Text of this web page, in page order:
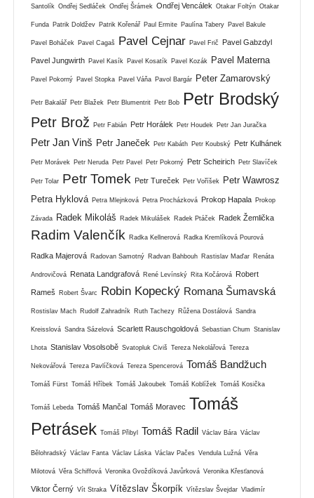
Santolík Ondřej Sedláček Ondřej Šrámek Ondřej Vencálek Otakar Foltýn Otakar
Funda Patrik Doldžev Patrik Kořenář Paul Ermite Paulína Tabery Pavel Bakule
Pavel Boháček Pavel Cagaš Pavel Cejnar Pavel Frič Pavel Gabzdyl
Pavel Jungwirth Pavel Kasík Pavel Kosatík Pavel Kozák Pavel Materna
Pavel Pokorný Pavel Stopka Pavel Váňa Pavol Bargár Peter Zamarovský
Petr Bakalář Petr Blažek Petr Blumentrit Petr Bob Petr Brodský
Petr Brož Petr Fabián Petr Horálek Petr Houdek Petr Jan Juračka
Petr Jan Vinš Petr Janeček Petr Kabáth Petr Koubský Petr Kulhánek
Petr Morávek Petr Neruda Petr Pavel Petr Pokorný Petr Scheirich Petr Slavíček
Petr Tolar Petr Tomek Petr Tureček Petr Voříšek
Petr Wawrosz
Petra Hyklová Petra Mlejnková Petra Procházková Prokop Hapala Prokop
Závada Radek Mikoláš Radek Mikulášek Radek Ptáček Radek Žemlička
Radim Valenčík Radka Kellnerová Radka Kremlíková Pourová
Radka Majerová Radovan Samotný Radvan Bahbouh Rastislav Maďar Renáta
Androvičová Renata Landgrafová René Levínský Rita Kočárová Robert
Rameš Robert Švarc Robin Kopecký Romana Šumavská
Rostislav Mach Rudolf Zahradník Ruth Tachezy Růžena Dostálová Sandra
Kreisslová Sandra Sázelová Scarlett Rauschgoldová Sebastian Chum Stanislav
Lhota Stanislav Vosolsobě Svatopluk Civiš Tereza Nekolářová Tereza
Nekovářová Tereza Pavlíčková Tereza Spencerová Tomáš Bandžuch
Tomáš Fürst Tomáš Hříbek Tomáš Jakoubek Tomáš Koblížek Tomáš Kosička
Tomáš Lebeda Tomáš Mančal Tomáš Moravec Tomáš
Petrásek Tomáš Přibyl Tomáš Radil Václav Bára Václav
Bělohradský Václav Fanta Václav Láska Václav Pačes Vendula Lužná Věra
Milotová Věra Schiffová Veronika Gvoždíková Javůrková Veronika Křesťanová
Viktor Černý Vít Straka Vítězslav Škorpík Vítězslav Švejdar Vladimír